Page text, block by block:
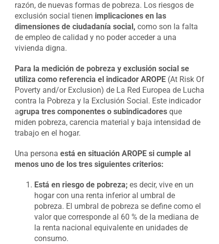
razón, de nuevas formas de pobreza. Los riesgos de
exclusión social tienen implicaciones en las
dimensiones de ciudadanía social, como son la falta
de empleo de calidad y no poder acceder a una
vivienda digna.
Para la medición de pobreza y exclusión social se
utiliza como referencia el indicador AROPE(At Risk Of
Poverty and/or Exclusion) de La Red Europea de Lucha
contra la Pobreza y la Exclusión Social. Este indicador
agrupa tres componentes o subindicadoresque
miden pobreza, carencia material y baja intensidad de
trabajo en el hogar.
Una persona está en situación AROPE si cumple al
menos uno de los tres siguientes criterios:
Está en riesgo de pobreza;es decir, vive en un
hogar con una renta inferior al umbral de
pobreza. El umbral de pobreza se define como el
valor que corresponde al 60 % de la mediana de
la renta nacional equivalente en unidades de
consumo.